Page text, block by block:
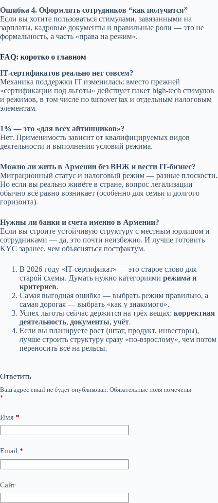
Ошибка 4. Оформлять сотрудников “как получится”
Если вы хотите пользоваться стимулами, завязанными на
зарплаты, кадровые документы и правильные роли — это не
формальность, а часть «права на режим».
FAQ: коротко о главном
IT-сертификатов реально нет совсем?
Механика поддержки IT изменилась: вместо прежней
«сертификации под льготы» действует пакет high-tech стимулов
и режимов, в том числе по turnover tax и отдельным налоговым
элементам.
1% — это «для всех айтишников»?
Нет. Применимость зависит от квалифицируемых видов
деятельности и выполнения условий режима.
Можно ли жить в Армении без ВНЖ и вести IT-бизнес?
Миграционный статус и налоговый режим — разные плоскости.
Но если вы реально живёте в стране, вопрос легализации
обычно всё равно возникает (особенно для семьи и долгого
горизонта).
Нужны ли банки и счета именно в Армении?
Если вы строите устойчивую структуру с местным юрлицом и
сотрудниками — да, это почти неизбежно. И лучше готовить
KYC заранее, чем объясняться постфактум.
В 2026 году «IT-сертификат» — это старое слово для
старой схемы. Думать нужно категориями режима и
критериев.
Самая выгодная ошибка — выбрать режим правильно, а
самая дорогая — выбрать «как у знакомого».
Успех льготы сейчас держится на трёх вещах: корректная
деятельность, документы, учёт.
Если вы планируете рост (штат, продукт, инвесторы),
лучше строить структуру сразу «по-взрослому», чем потом
переносить всё на рельсы.
Ответить
Ваш адрес email не будет опубликован. Обязательные поля помечены
*
Имя *
Email *
Сайт